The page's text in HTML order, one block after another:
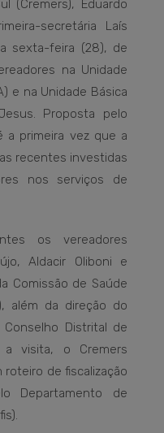
(Cremers), Eduardo
secretária Laís
sexta-feira (28), de
na Unidade
e na Unidade Básica
Proposta pelo
a primeira vez que a
recentes investidas
nos serviços de
os vereadores
Aldacir Oliboni e
Comissão de Saúde
além da direção do
Distrital de
a visita, o Cremers
de fiscalização
Departamento de